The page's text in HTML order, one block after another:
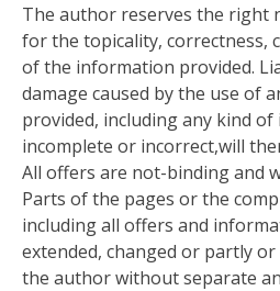
The author reserves the right
for the topicality, correctness,
of the information provided.
damage caused by the use of
provided, including any kind
incomplete or incorrect,will
All offers are not-binding and
Parts of the pages or the
including all offers and
extended, changed or partly
the author without separate